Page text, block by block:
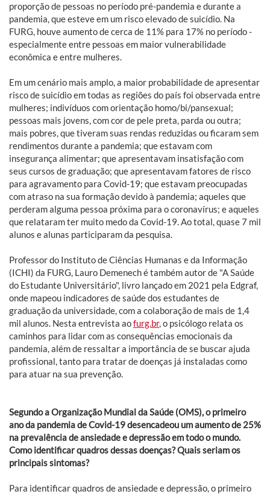
proporção de pessoas no período pré-pandemia e durante a
pandemia, que esteve em um risco elevado de suicídio. Na
FURG, houve aumento de cerca de 11% para 17% no período -
especialmente entre pessoas em maior vulnerabilidade
econômica e entre mulheres.
Em um cenário mais amplo, a maior probabilidade de apresentar
risco de suicídio em todas as regiões do país foi observada entre
mulheres; indivíduos com orientação homo/bi/pansexual;
pessoas mais jovens, com cor de pele preta, parda ou outra;
mais pobres, que tiveram suas rendas reduzidas ou ficaram sem
rendimentos durante a pandemia; que estavam com
insegurança alimentar; que apresentavam insatisfação com
seus cursos de graduação; que apresentavam fatores de risco
para agravamento para Covid-19; que estavam preocupadas
com atraso na sua formação devido à pandemia; aqueles que
perderam alguma pessoa próxima para o coronavírus; e aqueles
que relataram ter muito medo da Covid-19. Ao total, quase 7 mil
alunos e alunas participaram da pesquisa.
Professor do Instituto de Ciências Humanas e da Informação
(ICHI) da FURG, Lauro Demenech é também autor de "A Saúde
do Estudante Universitário", livro lançado em 2021 pela Edgraf,
onde mapeou indicadores de saúde dos estudantes de
graduação da universidade, com a colaboração de mais de 1,4
mil alunos. Nesta entrevista aofurg.br, o psicólogo relata os
caminhos para lidar com as consequências emocionais da
pandemia, além de ressaltar a importância de se buscar ajuda
profissional, tanto para tratar de doenças já instaladas como
para atuar na sua prevenção.
Segundo a Organização Mundial da Saúde (OMS), o primeiro
ano da pandemia de Covid-19 desencadeou um aumento de 25%
na prevalência de ansiedade e depressão em todo o mundo.
Como identificar quadros dessas doenças? Quais seriam os
principais sintomas?
Para identificar quadros de ansiedade e depressão, o primeiro